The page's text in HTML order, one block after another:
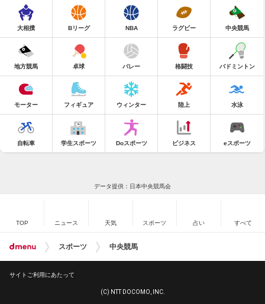
大相撲 Bリーグ NBA ラグビー 中央競馬
地方競馬 卓球 バレー 格闘技 バドミントン
モーター フィギュア ウィンター 陸上 水泳
自転車 学生スポーツ Doスポーツ ビジネス eスポーツ
データ提供：日本中央競馬会
TOP ニュース 天気 スポーツ 占い すべて
スポーツ 中央競馬
サイトご利用にあたって
(C) NTT DOCOMO, INC.